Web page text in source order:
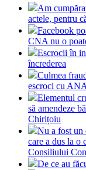
Am
actele, pentru
Facebook
CNA nu o
Escrocii în
încrederea
Culmea
escroci cu
Elementul
să amendeze
Chirițoiu
Nu a fost un
care a dus la o
Consiliului
De ce au